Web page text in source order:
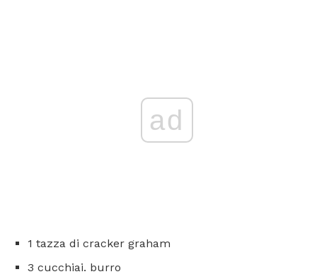
ad
1 tazza di cracker graham
3 cucchiai. burro